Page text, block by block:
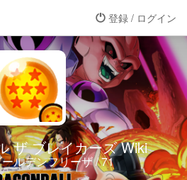
登録 / ログイン
ザ ブレイカーズ Wiki
ルデンフリーザ / 71